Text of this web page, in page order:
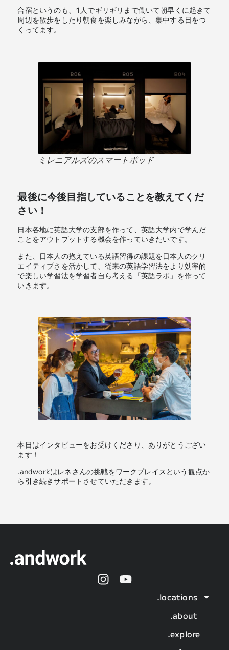
合宿というのも、1人でギリギリまで働いて朝早くに起きて
周辺を散歩をしたり朝食を楽しみながら、集中する日をつ
くってます。
ミレニアルズのスマートポッド
最後に今後目指していることを教えてくだ
さい！
日本各地に英語大学の支部を作って、英語大学内で学んだ
ことをアウトプットする機会を作っていきたいです。
また、日本人の抱えている英語習得の課題を日本人のクリ
エイティブさを活かして、従来の英語学習法をより効率的
で楽しい学習法を学習者自ら考える「英語ラボ」を作って
いきます。
本日はインタビューをお受けくださり、ありがとうござい
ます！
.andworkはレネさんの挑戦をワークプレイスという観点か
ら引き続きサポートさせていただきます。
.locations
.about
.explore